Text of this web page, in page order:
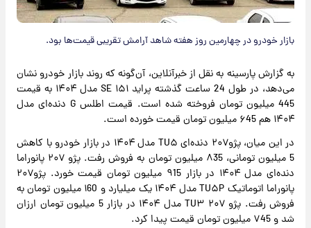
بازار خودرو در چهارمین روز هفته شاهد آرامش تقریبی قیمت‌ها بود.
به گزارش پارسینه به نقل از خبرآنلاین، آن‌گونه که روند بازار خودرو نشان
می‌دهد، در طول 24 ساعت گذشته پراید ۱۵۱ SE مدل ۱۴۰۴ به قیمت
445 میلیون تومان فروخته شده است. قیمت اطلس G دنده‌ای مدل
۱۴۰۴ هم ۶45 میلیون تومان قیمت خورده است.
در این میان، پژو۲۰۷ دنده‌ای TU۵ مدل ۱۴۰۴ در بازار خودرو با کاهش
5 میلیون تومانی، ۸35 میلیون تومان به فروش رفت. پژو ۲۰۷ پانوراما
دنده‌ای مدل ۱۴۰۴ در بازار ۹15 میلیون تومان قیمت خورد. پژو۲۰۷
پانوراما اتوماتیک TU۵P مدل ۱۴۰۴ یک میلیارد و ۱60 میلیون تومان به
فروش رفت. پژو ۲۰۷ TU۳ مدل ۱۴۰۴ در بازار 5 میلیون تومان ارزان
شد و ۷45 میلیون تومان قیمت پیدا کرد.